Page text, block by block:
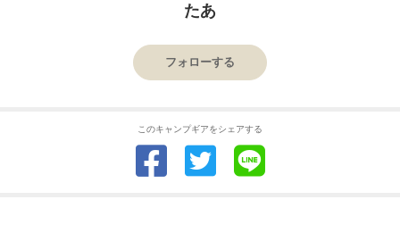
たあ
フォローする
このキャンプギアをシェアする